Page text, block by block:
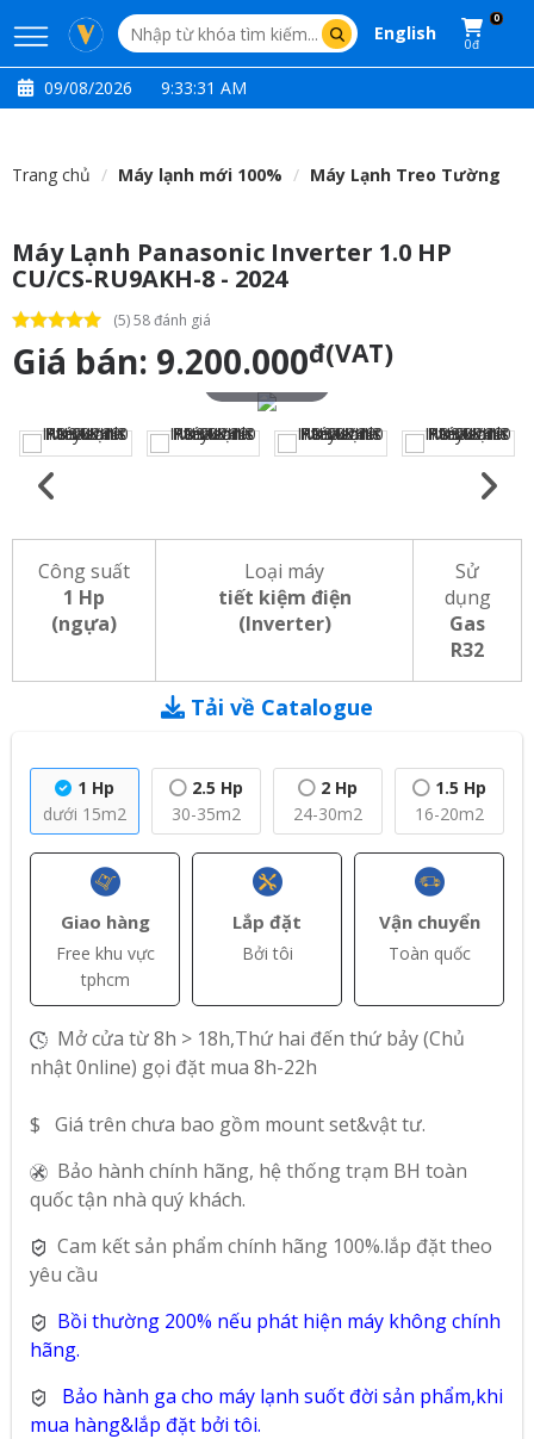
English
0
0đ
09/08/2026 9:33:31 AM
Trang chủ Máy lạnh mới 100% Máy Lạnh Treo Tường
Máy Lạnh Panasonic Inverter 1.0 HP
CU/CS-RU9AKH-8 - 2024
(5) 58 đánh giá
Giá bán: 9.200.000đ(VAT)
Công suất
1 Hp
(ngựa)
Loại máy
tiết kiệm điện
(Inverter)
Sử
dụng
Gas
R32
Tải về Catalogue
1 Hp
dưới 15m2
2.5 Hp
30-35m2
2 Hp
24-30m2
1.5 Hp
16-20m2
Giao hàng
Free khu vực
tphcm
Lắp đặt
Bởi tôi
Vận chuyển
Toàn quốc
Mở cửa từ 8h > 18h,Thứ hai đến thứ bảy (Chủ
nhật 0nline) gọi đặt mua 8h-22h
$ Giá trên chưa bao gồm mount set&vật tư.
Bảo hành chính hãng, hệ thống trạm BH toàn
quốc tận nhà quý khách.
Cam kết sản phẩm chính hãng 100%.lắp đặt theo
yêu cầu
Bồi thường 200% nếu phát hiện máy không chính
hãng.
Bảo hành ga cho máy lạnh suốt đời sản phẩm,khi
mua hàng&lắp đặt bởi tôi.